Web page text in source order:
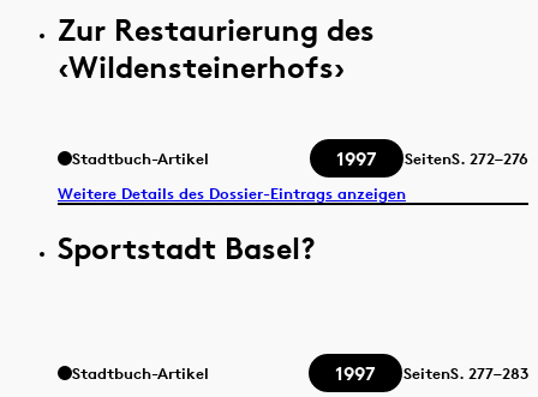
Zur Restaurierung des
‹Wildensteinerhofs›
Stadtbuch-Artikel 1997 SeitenS. 272–276
Weitere Details des Dossier-Eintrags anzeigen
Sportstadt Basel?
Stadtbuch-Artikel 1997 SeitenS. 277–283